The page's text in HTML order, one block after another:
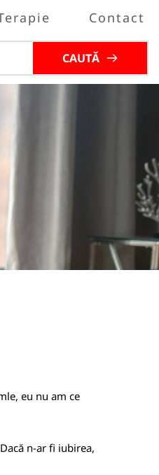
Contact
CAUTĂ
eu nu am ce
n-ar fi iubirea,